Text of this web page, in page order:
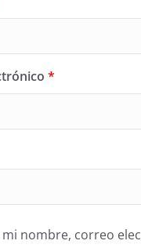
*
nombre, correo